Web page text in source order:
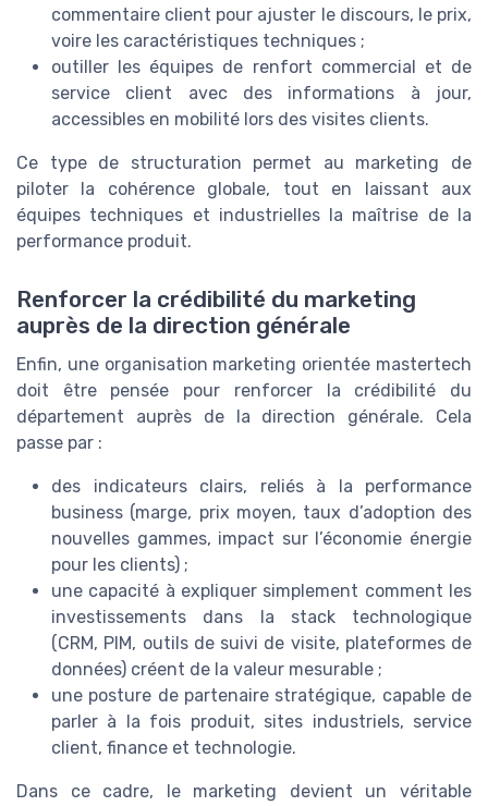
commentaire client pour ajuster le discours, le prix,
voire les caractéristiques techniques ;
outiller les équipes de renfort commercial et de
service client avec des informations à jour,
accessibles en mobilité lors des visites clients.
Ce type de structuration permet au marketing de
piloter la cohérence globale, tout en laissant aux
équipes techniques et industrielles la maîtrise de la
performance produit.
Renforcer la crédibilité du marketing
auprès de la direction générale
Enfin, une organisation marketing orientée mastertech
doit être pensée pour renforcer la crédibilité du
département auprès de la direction générale. Cela
passe par :
des indicateurs clairs, reliés à la performance
business (marge, prix moyen, taux d’adoption des
nouvelles gammes, impact sur l’économie énergie
pour les clients) ;
une capacité à expliquer simplement comment les
investissements dans la stack technologique
(CRM, PIM, outils de suivi de visite, plateformes de
données) créent de la valeur mesurable ;
une posture de partenaire stratégique, capable de
parler à la fois produit, sites industriels, service
client, finance et technologie.
Dans ce cadre, le marketing devient un véritable